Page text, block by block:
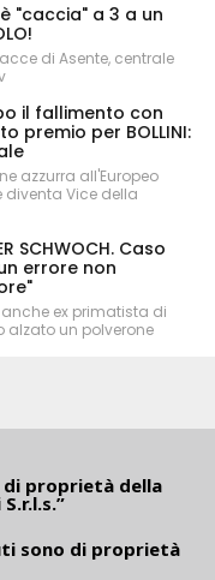
è "caccia" a 3 a un
di Asente, centrale
il fallimento con
premio per BOLLINI:
azzurra all'Europeo
diventa Vice della
SCHWOCH. Caso
errore non
ex primatista di
alzato un polverone
di proprietà della
sono di proprietà